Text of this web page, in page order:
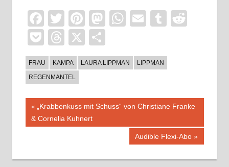
Facebook
TwitterPinterest
Mastodon
WhatsApp
EmailTumblr
PocketThreads
X
FRAU KAMPA LAURA LIPPMAN
LIPPMAN
REGENMANTEL
Beitragsnavigation
Vorheriger
Beitrag:
„Krabbenkuss mit Schuss“ von Christiane Franke
& Cornelia Kuhnert
Nächster
Audible Flexi-Abo